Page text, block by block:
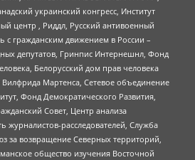
украинский конгресс, Институт
центр , Риддл, Русский антивоенный
гражданским движением в России –
депутатов, Гринпис Интернешнл, Фонд
Белорусский дом прав человека
Мартенса, Сетевое объединение
Фонд Демократического Развития,
Совет, Центр анализа
журналистов-расследователей, Служба
за возвращение Северных территорий,
общество изучения Восточной